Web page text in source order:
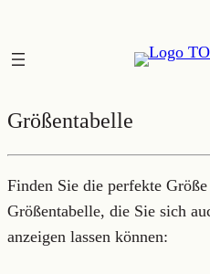
springen
Größentabelle
Finden Sie die perfekte
Größentabelle, die Sie sich
anzeigen lassen können: